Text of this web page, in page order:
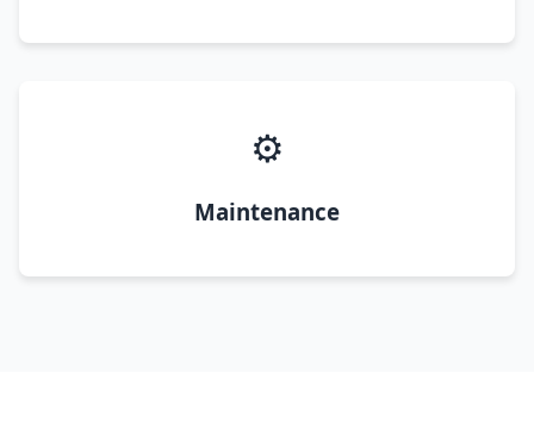
⚙️
Maintenance